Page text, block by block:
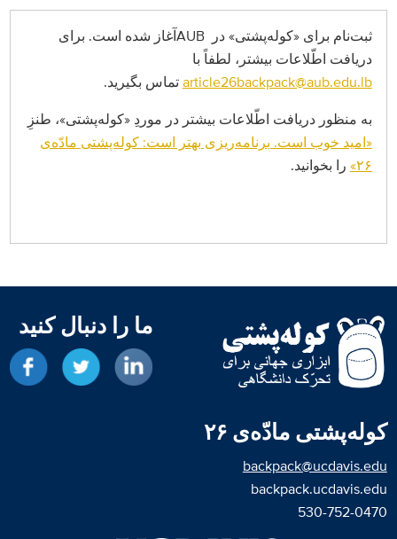
မြန်မာ
ثبت‌نام برای«کوله‌پشتی» در AUBآغاز شده است. برای
دریافت اطّلاعات بیشتر، لطفاً با
article26backpack@aub.edu.lbتماس بگیرید.
به منظور دریافت اطّلاعات بیشتر در موردِ «کوله‌پشتی»، طنزِ
«امید خوب است. برنامه‌ریزی بهتر است: کوله‌پشتی مادّه‌ی
۲۶» را بخوانید.
کوله‌پشتی مادّه‌ی ۲۶
backpack@ucdavis.edu
backpack.ucdavis.edu
530-752-0470
ما را دنبال کنید
در شبکه در LinkedIn